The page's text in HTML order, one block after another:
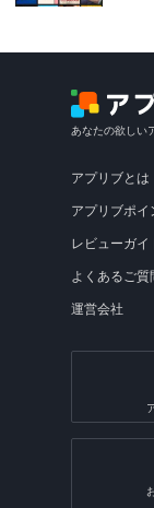
あなたの欲しい
アプリブとは
アプリブポイ
レビューガイ
よくあるご質
運営会社